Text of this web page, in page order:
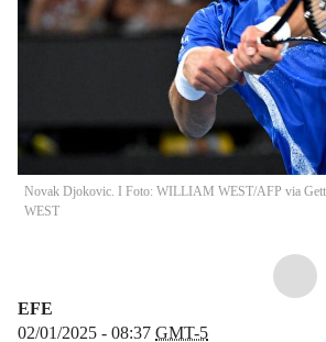
Novak Djokovic. I Foto: WILLIAM WEST/AFP via
WEST
EFE
02/01/2025 - 08:37 GMT-5